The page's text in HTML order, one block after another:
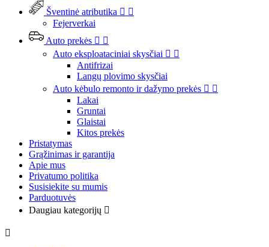
Šventinė atributika  
Fejerverkai
Auto prekės  
Auto eksploataciniai skysčiai  
Antifrizai
Langų plovimo skysčiai
Auto kėbulo remonto ir dažymo prekės  
Lakai
Gruntai
Glaistai
Kitos prekės
Pristatymas
Grąžinimas ir garantija
Apie mus
Privatumo politika
Susisiekite su mumis
Parduotuvės
Daugiau kategorijų 
